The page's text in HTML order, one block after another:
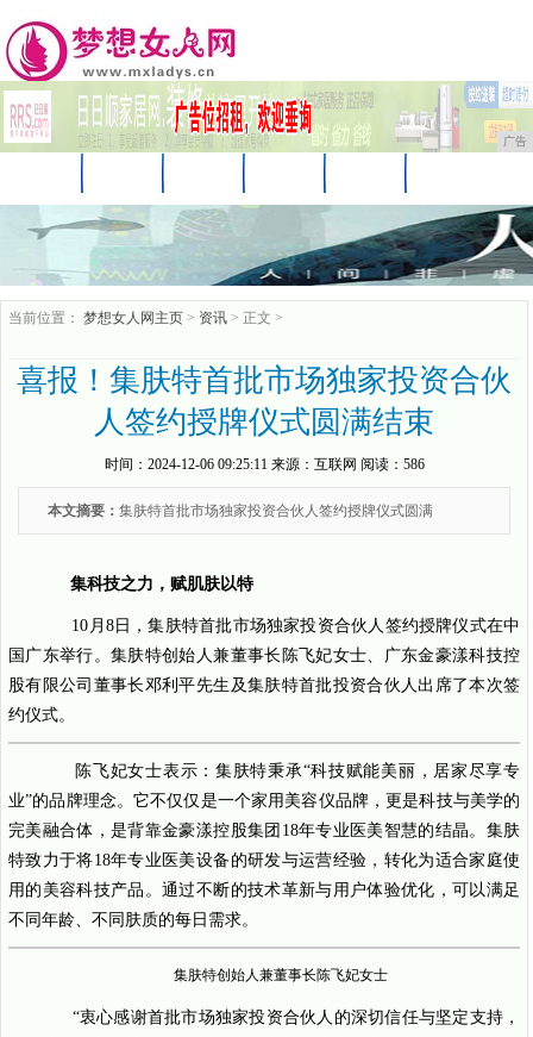
广告
时尚 企业
当前位置： 梦想女人网主页 > 资讯 > 正文 >
喜报！集肤特首批市场独家投资合伙
人签约授牌仪式圆满结束
时间： 2024-12-06 09:25:11来源： 互联网 阅读：586
本文摘要： 集肤特首批市场独家投资合伙人签约授牌仪式圆满
集科技之力，赋肌肤以特
10月8日，集肤特首批市场独家投资合伙人签约授牌仪式在中
国广东举行。集肤特创始人兼董事长陈飞妃女士、广东金豪漾科技控
股有限公司董事长邓利平先生及集肤特首批投资合伙人出席了本次签
约仪式。
陈飞妃女士表示：集肤特秉承“科技赋能美丽，居家尽享专
业”的品牌理念。它不仅仅是一个家用美容仪品牌，更是科技与美学的
完美融合体，是背靠金豪漾控股集团18年专业医美智慧的结晶。集肤
特致力于将18年专业医美设备的研发与运营经验，转化为适合家庭使
用的美容科技产品。通过不断的技术革新与用户体验优化，可以满足
不同年龄、不同肤质的每日需求。
集肤特创始人兼董事长陈飞妃女士
“衷心感谢首批市场独家投资合伙人的深切信任与坚定支持，